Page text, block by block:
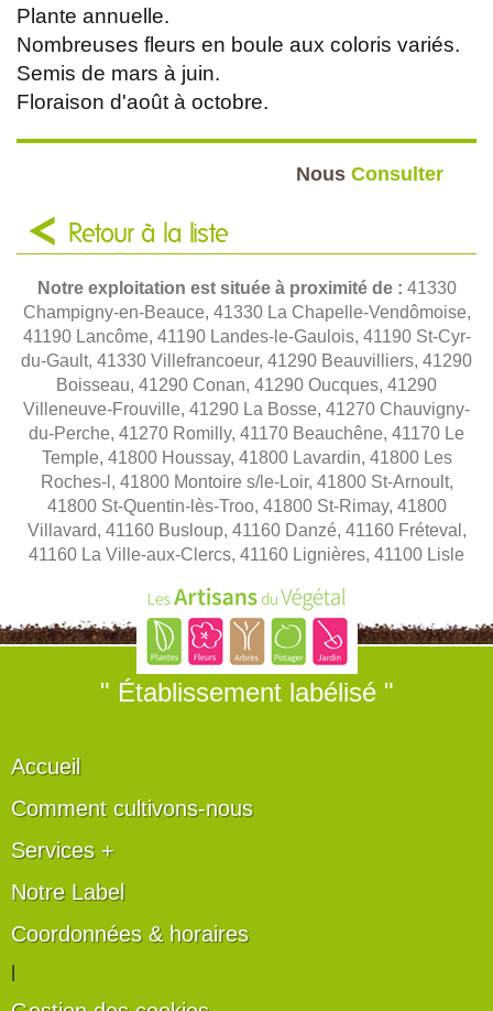
Plante annuelle.
Nombreuses fleurs en boule aux coloris variés.
Semis de mars à juin.
Floraison d'août à octobre.
Nous Consulter
Retour à la liste
Notre exploitation est située à proximité de : 41330
Champigny-en-Beauce, 41330 La Chapelle-Vendômoise,
41190 Lancôme, 41190 Landes-le-Gaulois, 41190 St-Cyr-
du-Gault, 41330 Villefrancoeur, 41290 Beauvilliers, 41290
Boisseau, 41290 Conan, 41290 Oucques, 41290
Villeneuve-Frouville, 41290 La Bosse, 41270 Chauvigny-
du-Perche, 41270 Romilly, 41170 Beauchêne, 41170 Le
Temple, 41800 Houssay, 41800 Lavardin, 41800 Les
Roches-l, 41800 Montoire s/le-Loir, 41800 St-Arnoult,
41800 St-Quentin-lès-Troo, 41800 St-Rimay, 41800
Villavard, 41160 Busloup, 41160 Danzé, 41160 Fréteval,
41160 La Ville-aux-Clercs, 41160 Lignières, 41100 Lisle
" Établissement labélisé "
Accueil
Comment cultivons-nous
Services +
Notre Label
Coordonnées & horaires